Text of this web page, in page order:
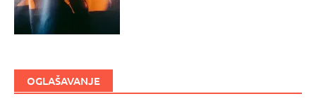
OGLAŠAVANJE